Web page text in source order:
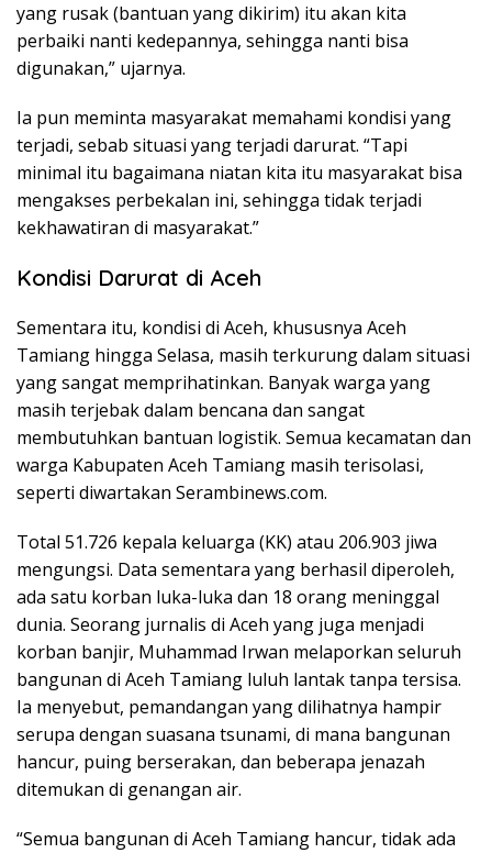
yang rusak (bantuan yang dikirim) itu akan kita
perbaiki nanti kedepannya, sehingga nanti bisa
digunakan,” ujarnya.
Ia pun meminta masyarakat memahami kondisi yang
terjadi, sebab situasi yang terjadi darurat. “Tapi
minimal itu bagaimana niatan kita itu masyarakat bisa
mengakses perbekalan ini, sehingga tidak terjadi
kekhawatiran di masyarakat.”
Kondisi Darurat di Aceh
Sementara itu, kondisi di Aceh, khususnya Aceh
Tamiang hingga Selasa, masih terkurung dalam situasi
yang sangat memprihatinkan. Banyak warga yang
masih terjebak dalam bencana dan sangat
membutuhkan bantuan logistik. Semua kecamatan dan
warga Kabupaten Aceh Tamiang masih terisolasi,
seperti diwartakan Serambinews.com.
Total 51.726 kepala keluarga (KK) atau 206.903 jiwa
mengungsi. Data sementara yang berhasil diperoleh,
ada satu korban luka-luka dan 18 orang meninggal
dunia. Seorang jurnalis di Aceh yang juga menjadi
korban banjir, Muhammad Irwan melaporkan seluruh
bangunan di Aceh Tamiang luluh lantak tanpa tersisa.
Ia menyebut, pemandangan yang dilihatnya hampir
serupa dengan suasana tsunami, di mana bangunan
hancur, puing berserakan, dan beberapa jenazah
ditemukan di genangan air.
“Semua bangunan di Aceh Tamiang hancur, tidak ada